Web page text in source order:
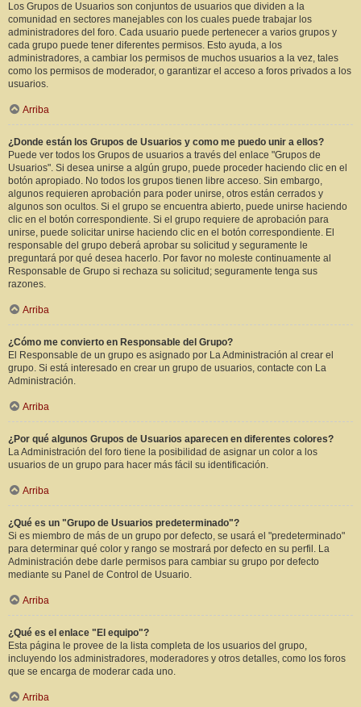
Los Grupos de Usuarios son conjuntos de usuarios que dividen a la
comunidad en sectores manejables con los cuales puede trabajar los
administradores del foro. Cada usuario puede pertenecer a varios grupos y
cada grupo puede tener diferentes permisos. Esto ayuda, a los
administradores, a cambiar los permisos de muchos usuarios a la vez, tales
como los permisos de moderador, o garantizar el acceso a foros privados a los
usuarios.
Arriba
¿Donde están los Grupos de Usuarios y como me puedo unir a ellos?
Puede ver todos los Grupos de usuarios a través del enlace "Grupos de
Usuarios". Si desea unirse a algún grupo, puede proceder haciendo clic en el
botón apropiado. No todos los grupos tienen libre acceso. Sin embargo,
algunos requieren aprobación para poder unirse, otros están cerrados y
algunos son ocultos. Si el grupo se encuentra abierto, puede unirse haciendo
clic en el botón correspondiente. Si el grupo requiere de aprobación para
unirse, puede solicitar unirse haciendo clic en el botón correspondiente. El
responsable del grupo deberá aprobar su solicitud y seguramente le
preguntará por qué desea hacerlo. Por favor no moleste continuamente al
Responsable de Grupo si rechaza su solicitud; seguramente tenga sus
razones.
Arriba
¿Cómo me convierto en Responsable del Grupo?
El Responsable de un grupo es asignado por La Administración al crear el
grupo. Si está interesado en crear un grupo de usuarios, contacte con La
Administración.
Arriba
¿Por qué algunos Grupos de Usuarios aparecen en diferentes colores?
La Administración del foro tiene la posibilidad de asignar un color a los
usuarios de un grupo para hacer más fácil su identificación.
Arriba
¿Qué es un "Grupo de Usuarios predeterminado"?
Si es miembro de más de un grupo por defecto, se usará el "predeterminado"
para determinar qué color y rango se mostrará por defecto en su perfil. La
Administración debe darle permisos para cambiar su grupo por defecto
mediante su Panel de Control de Usuario.
Arriba
¿Qué es el enlace "El equipo"?
Esta página le provee de la lista completa de los usuarios del grupo,
incluyendo los administradores, moderadores y otros detalles, como los foros
que se encarga de moderar cada uno.
Arriba